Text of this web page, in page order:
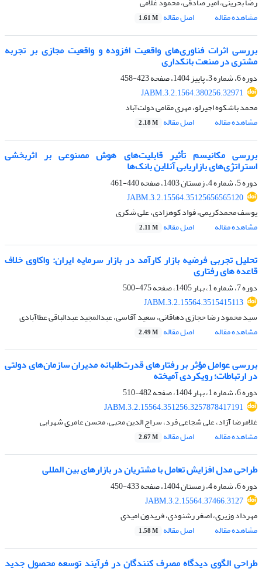
مشاهده مقاله
اصل مقاله 1.61 M
بررسی اثرات فناوری‌های واقعیت افزوده و واقعیت مجازی بر تجربه
مشتری در صنعت بانکداری
دوره 6، شماره 3، پاییز 1404، صفحه
423-458
JABM.3.2.1564.380256.32971
محمد باشکوه اجیرلو، مهری مقامی دولت‌آباد
مشاهده مقاله
اصل مقاله 2.18 M
بررسی مکانیسم‌ تأثیر قابلیت‌های هوش مصنوعی بر اثربخشی
استراتژی‌های بازاریابی آنلاین بانک‌ها
دوره 5، شماره 4، زمستان 1403، صفحه
440-461
JABM.3.2.15564.35125656565120
یوسف محمدکریمی، فواد کوهزادی، علی شکری
مشاهده مقاله
اصل مقاله 2.11 M
تحلیل تجربی فرضیه بازار کارآمد در بازار سرمایه ایران: واکاوی خلاف
قاعده های رفتاری
دوره 7، شماره 1، بهار 1405، صفحه
475-500
JABM.3.2.15564.3515415113
سید محمود رضا حجازی دهاقانی، سعید آقاسی، عبدالمجید عبدالباقی عطاآبادی
مشاهده مقاله
اصل مقاله 2.49 M
بررسی عوامل مؤثر بر رفتارهای قدرت‌طلبانه مدیران سازمان‌های دولتی
در ارتباطات؛ رویکردی آمیخته
دوره 6، شماره 1، بهار 1404، صفحه
482-510
JABM.3.2.15564.351256.3257878417191
غلامرضا آزاد، علی شجاعی فرد، سراج الدین محبی، محسن عامری شهرابی
مشاهده مقاله
اصل مقاله 2.67 M
طراحی مدل افزایش تعامل با مشتریان در بازارهای بین ‏المللی
دوره 6، شماره 4، زمستان 1404، صفحه
433-450
JABM.3.2.15564.37466.3127
مهرداد وزیری، اصغر رشنودی، فریدون امیدی
مشاهده مقاله
اصل مقاله 1.58 M
طراحی الگوی دیدگاه مصرف کنندگان در فرآیند توسعه محصول جدید